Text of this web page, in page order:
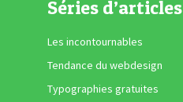
Séries d’articles
Les incontournables
Tendance du webdesign
Typographies gratuites